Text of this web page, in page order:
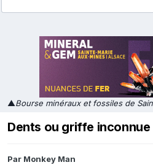
▲Bourse minéraux et fossiles de
Dents ou griffe inconnue
Par Monkey Man